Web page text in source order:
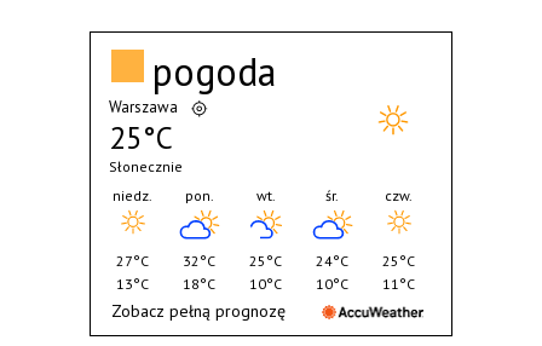
pogoda
Warszawa
25°C
Słonecznie
niedz.
27°C
13°C
pon.
32°C
18°C
wt.
25°C
10°C
śr.
24°C
10°C
czw.
25°C
11°C
Zobacz pełną prognozę